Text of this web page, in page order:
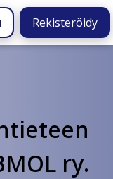
Rekisteröidy
ry.